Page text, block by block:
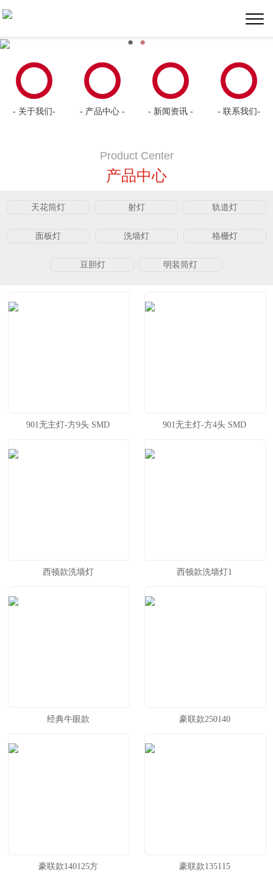
● ●
- 关于我们- - 产品中心 - - 新闻资讯 - - 联系我们-
Product Center
产品中心
天花筒灯 射灯 轨道灯
面板灯 洗墙灯 格栅灯
豆胆灯 明装筒灯
901无主灯-方9头 SMD 901无主灯-方4头 SMD
西顿款洗墙灯 西顿款洗墙灯1
经典牛眼款 豪联款250140
豪联款140125方 豪联款135115